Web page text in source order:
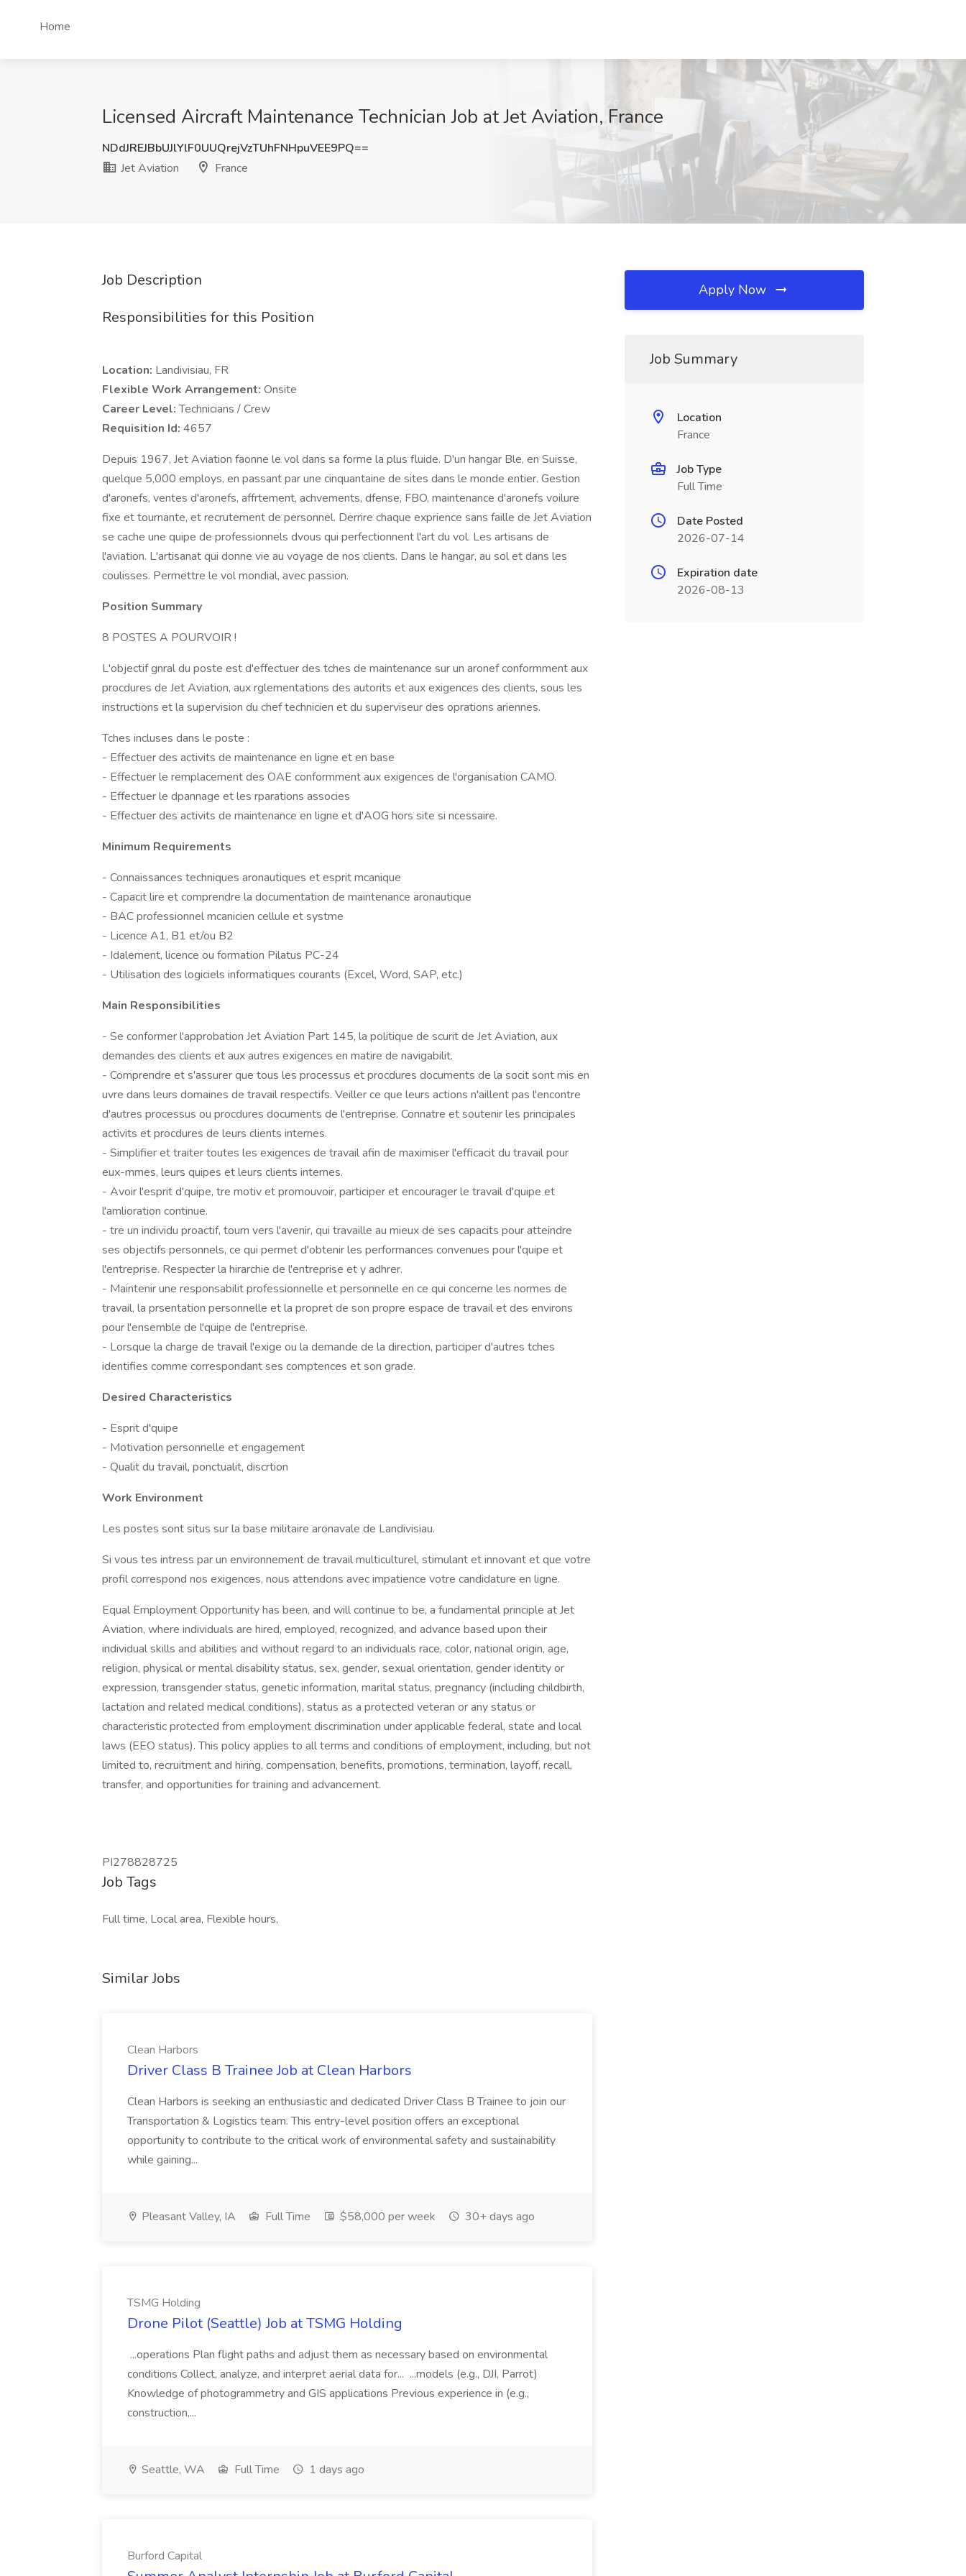
Home
Licensed Aircraft Maintenance Technician Job at Jet Aviation, France
NDdJREJBbUJlYlF0UUQrejVzTUhFNHpuVEE9PQ==
Jet Aviation
France
Job Description
Responsibilities for this Position
Location: Landivisiau, FR
Flexible Work Arrangement: Onsite
Career Level:Technicians / Crew
Requisition Id: 4657
Depuis 1967, Jet Aviation faonne le vol dans sa forme la plus fluide. D'un hangar Ble, en Suisse,
quelque 5,000 employs, en passant par une cinquantaine de sites dans le monde entier. Gestion
d'aronefs, ventes d'aronefs, affrtement, achvements, dfense, FBO, maintenance d'aronefs voilure
fixe et tournante, et recrutement de personnel. Derrire chaque exprience sans faille de Jet Aviation
se cache une quipe de professionnels dvous qui perfectionnent l'art du vol. Les artisans de
l'aviation. L'artisanat qui donne vie au voyage de nos clients. Dans le hangar, au sol et dans les
coulisses. Permettre le vol mondial, avec passion.
Position Summary
8 POSTES A POURVOIR !
L'objectif gnral du poste est d'effectuer des tches de maintenance sur un aronef conformment aux
procdures de Jet Aviation, aux rglementations des autorits et aux exigences des clients, sous les
instructions et la supervision du chef technicien et du superviseur des oprations ariennes.
Tches incluses dans le poste :
- Effectuer des activits de maintenance en ligne et en base
- Effectuer le remplacement des OAE conformment aux exigences de l'organisation CAMO.
- Effectuer le dpannage et les rparations associes
- Effectuer des activits de maintenance en ligne et d'AOG hors site si ncessaire.
Minimum Requirements
- Connaissances techniques aronautiques et esprit mcanique
- Capacit lire et comprendre la documentation de maintenance aronautique
- BAC professionnel mcanicien cellule et systme
- Licence A1, B1 et/ou B2
- Idalement, licence ou formation Pilatus PC-24
- Utilisation des logiciels informatiques courants (Excel, Word, SAP, etc.)
Main Responsibilities
- Se conformer l'approbation Jet Aviation Part 145, la politique de scurit de Jet Aviation, aux
demandes des clients et aux autres exigences en matire de navigabilit.
- Comprendre et s'assurer que tous les processus et procdures documents de la socit sont mis en
uvre dans leurs domaines de travail respectifs. Veiller ce que leurs actions n'aillent pas l'encontre
d'autres processus ou procdures documents de l'entreprise. Connatre et soutenir les principales
activits et procdures de leurs clients internes.
- Simplifier et traiter toutes les exigences de travail afin de maximiser l'efficacit du travail pour
eux-mmes, leurs quipes et leurs clients internes.
- Avoir l'esprit d'quipe, tre motiv et promouvoir, participer et encourager le travail d'quipe et
l'amlioration continue.
- tre un individu proactif, tourn vers l'avenir, qui travaille au mieux de ses capacits pour atteindre
ses objectifs personnels, ce qui permet d'obtenir les performances convenues pour l'quipe et
l'entreprise. Respecter la hirarchie de l'entreprise et y adhrer.
- Maintenir une responsabilit professionnelle et personnelle en ce qui concerne les normes de
travail, la prsentation personnelle et la propret de son propre espace de travail et des environs
pour l'ensemble de l'quipe de l'entreprise.
- Lorsque la charge de travail l'exige ou la demande de la direction, participer d'autres tches
identifies comme correspondant ses comptences et son grade.
Desired Characteristics
- Esprit d'quipe
- Motivation personnelle et engagement
- Qualit du travail, ponctualit, discrtion
Work Environment
Les postes sont situs sur la base militaire aronavale de Landivisiau.
Si vous tes intress par un environnement de travail multiculturel, stimulant et innovant et que votre
profil correspond nos exigences, nous attendons avec impatience votre candidature en ligne.
Equal Employment Opportunity has been, and will continue to be, a fundamental principle at Jet
Aviation, where individuals are hired, employed, recognized, and advance based upon their
individual skills and abilities and without regard to an individuals race, color, national origin, age,
religion, physical or mental disability status, sex, gender, sexual orientation, gender identity or
expression, transgender status, genetic information, marital status, pregnancy (including childbirth,
lactation and related medical conditions), status as a protected veteran or any status or
characteristic protected from employment discrimination under applicable federal, state and local
laws (EEO status). This policy applies to all terms and conditions of employment, including, but not
limited to, recruitment and hiring, compensation, benefits, promotions, termination, layoff, recall,
transfer, and opportunities for training and advancement.
PI278828725
Job Tags
Full time, Local area, Flexible hours,
Similar Jobs
Clean Harbors
Driver Class B Trainee Job at Clean Harbors
Clean Harbors is seeking an enthusiastic and dedicated Driver Class B Trainee to join our
Transportation & Logistics team. This entry-level position offers an exceptional
opportunity to contribute to the critical work of environmental safety and sustainability
while gaining...
Pleasant Valley, IA Full Time $58,000 per week 30+ days ago
TSMG Holding
Drone Pilot (Seattle) Job at TSMG Holding
...operations Plan flight paths and adjust them as necessary based on environmental
conditions Collect, analyze, and interpret aerial data for... ...models (e.g., DJI, Parrot)
Knowledge of photogrammetry and GIS applications Previous experience in (e.g.,
construction,...
Seattle, WA Full Time 1 days ago
Burford Capital
Apply Now
Job Summary
Location
France
Job Type
Full Time
Date Posted
2026-07-14
Expiration date
2026-08-13